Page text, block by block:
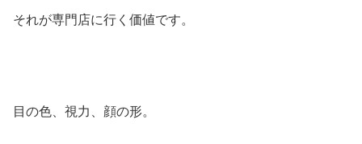
それが専門店に行く価値です。
目の色、視力、顔の形。